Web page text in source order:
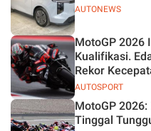
AUTONEWS
AUTOSPORT
MotoGP 2026
Kualifikasi.
Rekor
MotoGP
Tinggal